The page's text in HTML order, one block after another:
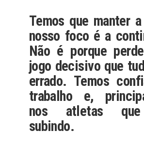
Temos que manter
nosso foco é a
Não é porque
jogo decisivo que
errado. Temos
trabalho e,
nos atletas
subindo.